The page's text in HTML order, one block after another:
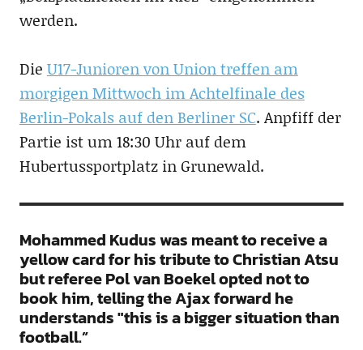
werden.
Die U17-Junioren von Union treffen am
morgigen Mittwoch im Achtelfinale des
Berlin-Pokals auf den Berliner SC. Anpfiff der
Partie ist um 18:30 Uhr auf dem
Hubertussportplatz in Grunewald.
Mohammed Kudus was meant to receive a
yellow card for his tribute to Christian Atsu
but referee Pol van Boekel opted not to
book him, telling the Ajax forward he
understands "this is a bigger situation than
football.”